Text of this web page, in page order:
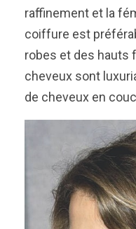
raffinement et la
coiffure est
robes et des hauts
cheveux sont
de cheveux en